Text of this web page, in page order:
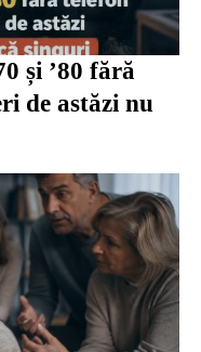
și ’80 fără
de astăzi nu